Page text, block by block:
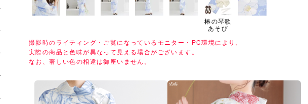
椿の琴歌
あそび
撮影時のライティング・ご覧になっているモニター・PC環境により、
実際の商品と色味が異なって見える場合がございます。
なお、著しい色の相違は御座いません。